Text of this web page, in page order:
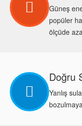
Güneş
popüler
ölçüde
Doğru
Yanlış